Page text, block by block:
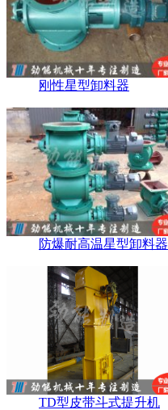
刚性星型卸料器
防爆耐高温星型卸料器
TD型皮带斗式提升机